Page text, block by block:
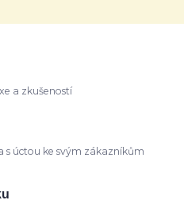
a zkušeností
s úctou ke svým zákazníkům